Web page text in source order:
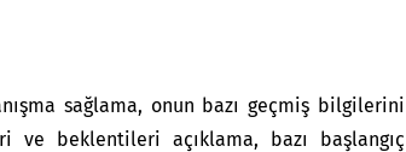
sağlama, onun bazı geçmiş bilgilerini
beklentileri açıklama, bazı başlangıç